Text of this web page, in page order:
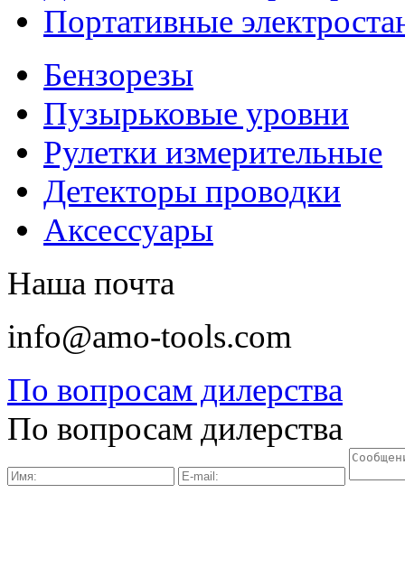
Портативные
Бензорезы
Пузырьковые уровни
Рулетки измерительные
Детекторы проводки
Аксессуары
Наша почта
info@amo-tools.com
По вопросам дилерства
По вопросам дилерства